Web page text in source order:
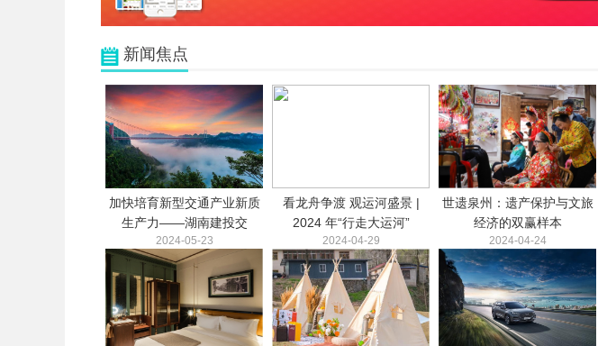
新闻焦点
加快培育新型交通产业新质
生产力——湖南建投交
2024-05-23
看龙舟争渡 观运河盛景 |
2024 年“行走大运河”
2024-04-29
世遗泉州：遗产保护与文旅
经济的双赢样本
2024-04-24